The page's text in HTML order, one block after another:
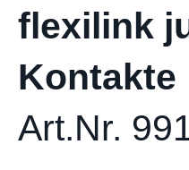
flexilink
Kontakte
Art.Nr.